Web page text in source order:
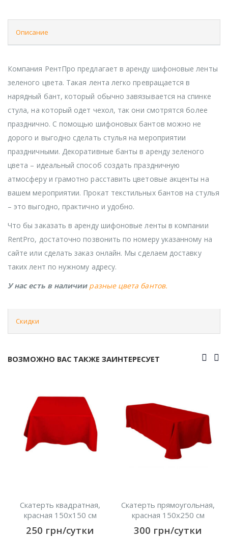
Описание
Компания РентПро предлагает в аренду шифоновые ленты
зеленого цвета. Такая лента легко превращается в
нарядный бант, который обычно завязывается на спинке
стула, на который одет чехол, так они смотрятся более
празднично. С помощью шифоновых бантов можно не
дорого и выгодно сделать стулья на мероприятии
праздничными. Декоративные банты в аренду зеленого
цвета – идеальный способ создать праздничную
атмосферу и грамотно расставить цветовые акценты на
вашем мероприятии. Прокат текстильных бантов на стулья
– это выгодно, практично и удобно.
Что бы заказать в аренду шифоновые ленты в компании
RentPro, достаточно позвонить по номеру указанному на
сайте или сделать заказ онлайн. Мы сделаем доставку
таких лент по нужному адресу.
У нас есть в наличии разные цвета бантов.
Скидки
ВОЗМОЖНО ВАС ТАКЖЕ ЗАИНТЕРЕСУЕТ
Скатерть квадратная,
красная 150х150 см
250 грн/сутки
Скатерть прямоугольная,
красная 150х250 см
300 грн/сутки